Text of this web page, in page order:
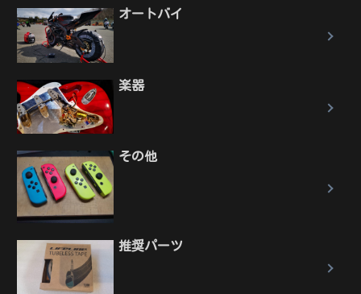
オートバイ
楽器
その他
推奨パーツ